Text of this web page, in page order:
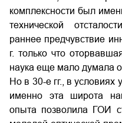
комплексности был
технической
раннее предчувствие
г. только что
наука еще мало думала о
Но в 30-е гг., в условиях
именно эта широта
опыта позволила ГОИ